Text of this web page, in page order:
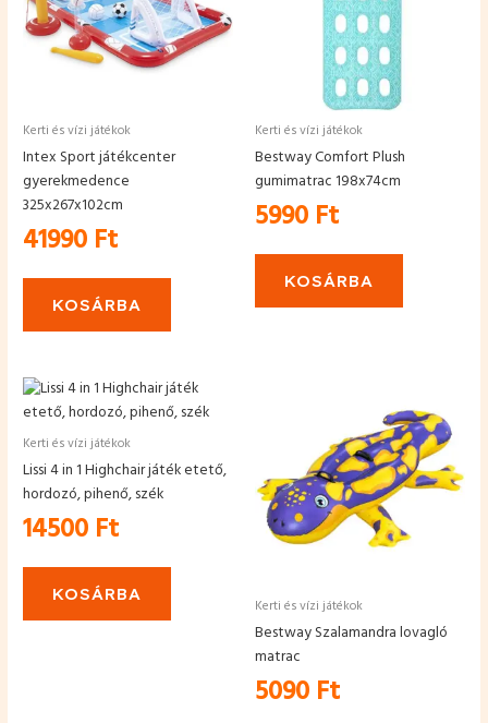
Kerti és vízi játékok
Intex Sport játékcenter
gyerekmedence
325x267x102cm
41990 Ft
KOSÁRBA
Kerti és vízi játékok
Bestway Comfort Plush
gumimatrac 198x74cm
5990 Ft
KOSÁRBA
Kerti és vízi játékok
Lissi 4 in 1 Highchair játék etető,
hordozó, pihenő, szék
14500 Ft
KOSÁRBA
Kerti és vízi játékok
Bestway Szalamandra lovagló
matrac
5090 Ft